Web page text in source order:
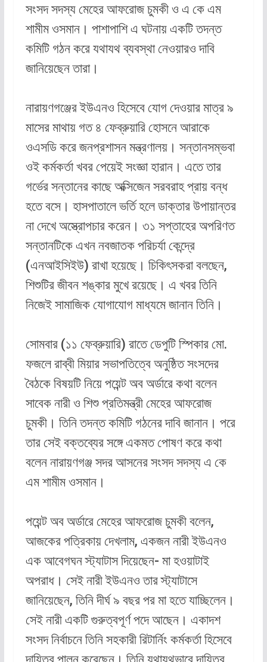
সংসদ সদস্য মেহের আফরোজ চুমকী ও এ কে এম
শামীম ওসমান। পাশাপাশি এ ঘটনায় একটি তদন্ত
কমিটি গঠন করে যথাযথ ব্যবস্থা নেওয়ারও দাবি
জানিয়েছেন তারা।
নারায়ণগঞ্জের ইউএনও হিসেবে যোগ দেওয়ার মাত্র ৯
মাসের মাথায় গত ৪ ফেব্রুয়ারি হোসনে আরাকে
ওএসডি করে জনপ্রশাসন মন্ত্রণালয়। সন্তানসম্ভবা
ওই কর্মকর্তা খবর পেয়েই সংজ্ঞা হারান। এতে তার
গর্ভের সন্তানের কাছে অক্সিজেন সরবরাহ প্রায় বন্ধ
হতে বসে। হাসপাতালে ভর্তি হলে ডাক্তার উপায়ান্তর
না দেখে অস্ত্রোপচার করেন। ৩১ সপ্তাহের অপরিণত
সন্তানটিকে এখন নবজাতক পরিচর্যা কেন্দ্রে
(এনআইসিইউ) রাখা হয়েছে। চিকিৎসকরা বলছেন,
শিশুটির জীবন শঙ্কার মুখে রয়েছে। এ খবর তিনি
নিজেই সামাজিক যোগাযোগ মাধ্যমে জানান তিনি।
সোমবার (১১ ফেব্রুয়ারি) রাতে ডেপুটি স্পিকার মো.
ফজলে রাব্বী মিয়ার সভাপতিত্বে অনুষ্ঠিত সংসদের
বৈঠকে বিষয়টি নিয়ে পয়েন্ট অব অর্ডারে কথা বলেন
সাবেক নারী ও শিশু প্রতিমন্ত্রী মেহের আফরোজ
চুমকী। তিনি তদন্ত কমিটি গঠনের দাবি জানান। পরে
তার সেই বক্তব্যের সঙ্গে একমত পোষণ করে কথা
বলেন নারায়ণগঞ্জ সদর আসনের সংসদ সদস্য এ কে
এম শামীম ওসমান।
পয়েন্ট অব অর্ডারে মেহের আফরোজ চুমকী বলেন,
আজকের পত্রিকায় দেখলাম, একজন নারী ইউএনও
এক আবেগঘন স্ট্যাটাস দিয়েছেন- মা হওয়াটাই
অপরাধ। সেই নারী ইউএনও তার স্ট্যাটাসে
জানিয়েছেন, তিনি দীর্ঘ ৯ বছর পর মা হতে যাচ্ছিলেন।
সেই নারী একটি গুরুত্বপূর্ণ পদে আছেন। একাদশ
সংসদ নির্বাচনে তিনি সহকারী রিটার্নিং কর্মকর্তা হিসেবে